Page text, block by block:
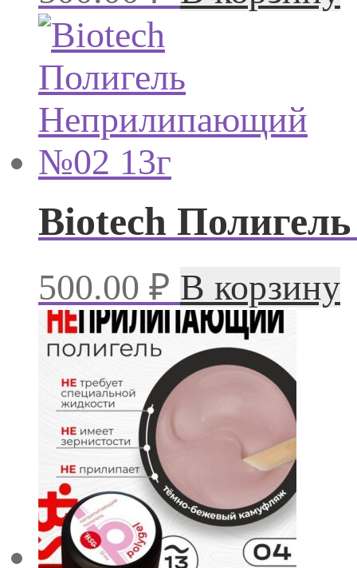
Biotech
500.00 ₽ В корзину